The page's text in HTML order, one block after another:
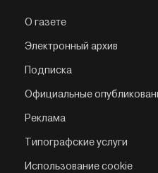
О газете
Электронный архив
Подписка
Официальные
Реклама
Типографские услуги
Использование cookie